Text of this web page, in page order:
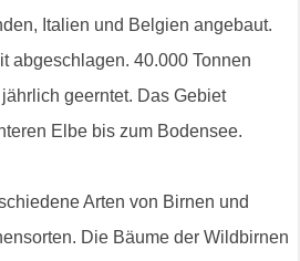
Italien und Belgien angebaut.
abgeschlagen. 40.000 Tonnen
geerntet. Das Gebiet
Elbe bis zum Bodensee.
Arten von Birnen und
Die Bäume der Wildbirnen